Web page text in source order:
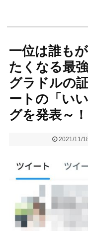
一位は誰も
たくなる最
グラドルの
ートの「い
グを発表～
2021/11/